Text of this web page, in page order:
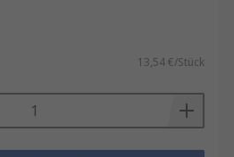
13,54 €/Stück